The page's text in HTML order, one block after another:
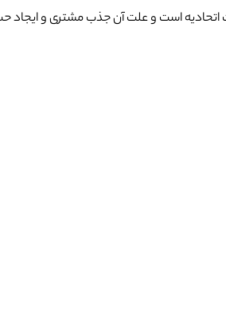
است و علت آن جذب مشتری و ایجاد